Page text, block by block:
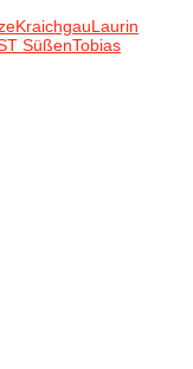
KraichgauLaurin
SüßenTobias